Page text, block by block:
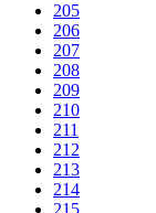
205
206
207
208
209
210
211
212
213
214
215